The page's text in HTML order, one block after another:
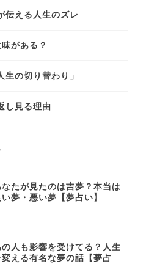
伝える人生のズレ
がある？
の切り替わり」
し見る理由
なたが見たのは吉夢？本当は
い夢・悪い夢【夢占い】
の人も影響を受けてる？人生
変える有名な夢の話【夢占